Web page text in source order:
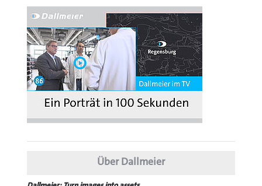
Über Dallmeier